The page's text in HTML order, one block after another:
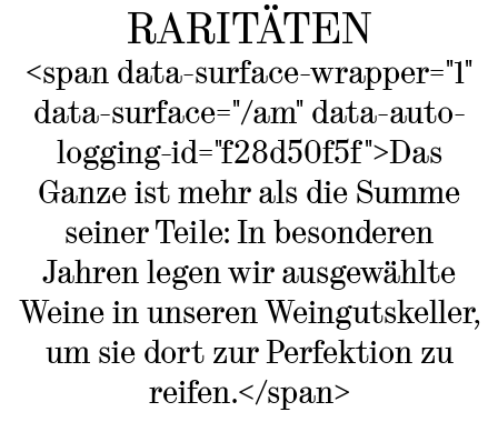
RARITÄTEN
<span data-surface-wrapper="1"
data-surface="/am" data-auto-
logging-id="f28d50f5f">Das
Ganze ist mehr als die Summe
seiner Teile: In besonderen
Jahren legen wir ausgewählte
Weine in unseren Weingutskeller,
um sie dort zur Perfektion zu
reifen.</span>